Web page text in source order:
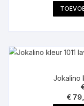
Jokalino
€